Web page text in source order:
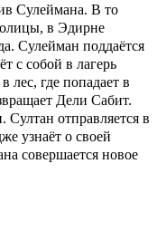
Сулеймана. В то
в Эдирне
Сулейман поддаётся
с собой в лагерь
лес, где попадает в
Дели Сабит.
Султан отправляется в
узнаёт о своей
совершается новое